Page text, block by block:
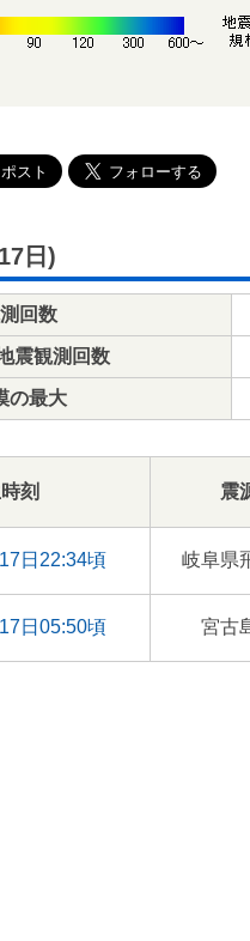
日)
回数
震観測回数
の最大
刻 震
日22:34頃 岐阜県
日05:50頃 宮古